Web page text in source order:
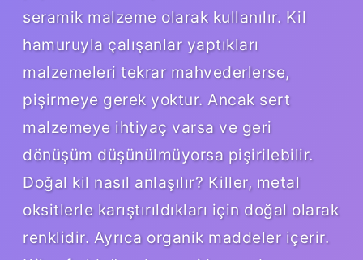
seramik malzeme olarak kullanılır. Kil
hamuruyla çalışanlar yaptıkları
malzemeleri tekrar mahvederlerse,
pişirmeye gerek yoktur. Ancak sert
malzemeye ihtiyaç varsa ve geri
dönüşüm düşünülmüyorsa pişirilebilir.
Doğal kil nasıl anlaşılır? Killer, metal
oksitlerle karıştırıldıkları için doğal olarak
renklidir. Ayrıca organik maddeler içerir.